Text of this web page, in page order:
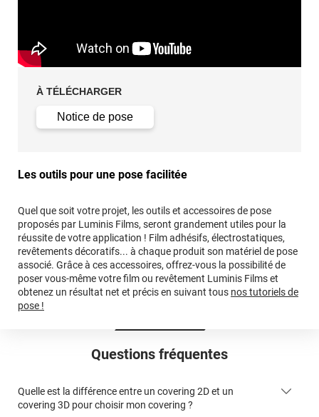
Questions fréquentes
Quelle est la différence entre un covering 2D et un
covering 3D pour choisir mon covering ?
À TÉLÉCHARGER
Notice de pose
Les outils pour une pose facilitée
Quel que soit votre projet, les outils et accessoires de pose
proposés par Luminis Films, seront grandement utiles pour la
réussite de votre application ! Film adhésifs, électrostatiques,
revêtements décoratifs... à chaque produit son matériel de pose
associé. Grâce à ces accessoires, offrez-vous la possibilité de
poser vous-même votre film ou revêtement Luminis Films et
obtenez un résultat net et précis en suivant tous nos tutoriels de
pose !